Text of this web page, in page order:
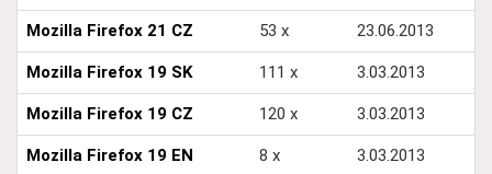
Mozilla Firefox 21 CZ 53 x 23.06.2013
Mozilla Firefox 19 SK 111 x 3.03.2013
Mozilla Firefox 19 CZ 120 x 3.03.2013
Mozilla Firefox 19 EN 8 x 3.03.2013